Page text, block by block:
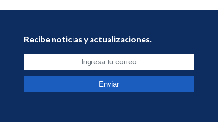
Recibe noticias y actualizaciones.